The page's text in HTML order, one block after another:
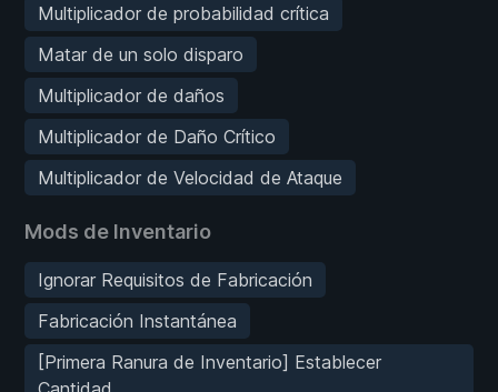
Multiplicador de probabilidad crítica
Matar de un solo disparo
Multiplicador de daños
Multiplicador de Daño Crítico
Multiplicador de Velocidad de Ataque
Mods de Inventario
Ignorar Requisitos de Fabricación
Fabricación Instantánea
[Primera Ranura de Inventario] Establecer